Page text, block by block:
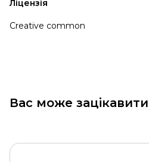
Ліцензія
Creative common
Вас може зацікавити